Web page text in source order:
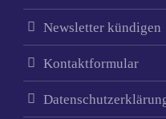
Newsletter kündigen
Kontaktformular